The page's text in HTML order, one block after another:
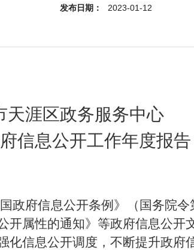
发布日期：
2023-01-12
天涯区政务服务中心
信息公开工作年度报告
政府信息公开条例》（国务院令
开属性的通知》等政府信息公开
化信息公开调度，不断提升政府